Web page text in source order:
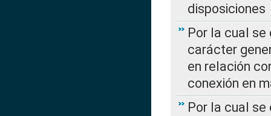
disposiciones
Por la cual
carácter
en relación
conexión en
Por la cual